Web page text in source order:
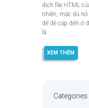
dịch file HTML
nhiên, mặc dù
để đề cập đến ở
là...
XEM THÊM
Categories